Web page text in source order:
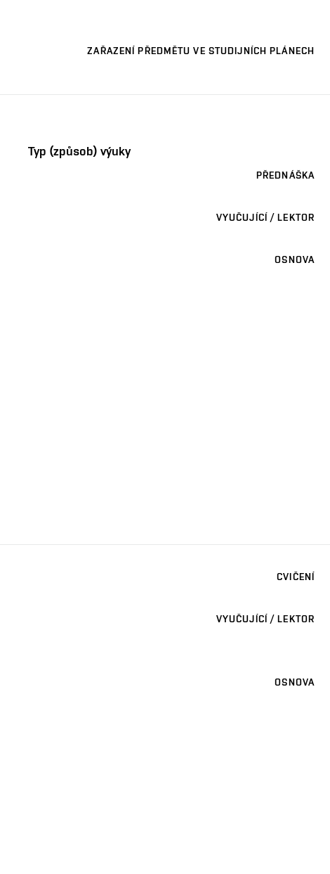
ZAŘAZENÍ PŘEDMĚTU VE STUDIJNÍCH PLÁNECH
Typ (způsob) výuky
PŘEDNÁŠKA
VYUČUJÍCÍ / LEKTOR
OSNOVA
CVIČENÍ
VYUČUJÍCÍ / LEKTOR
OSNOVA